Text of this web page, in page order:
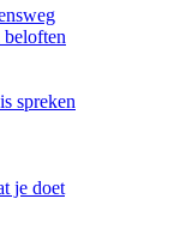
spreken
je doet